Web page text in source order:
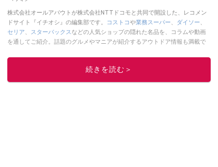
株式会社オールアバウトが株式会社NTTドコモと共同で開設した、レコメン
ドサイト『イチオシ』の編集部です。
コストコや業務スーパー、 ダイソー、
セリア、 スターバックスなどの人気ショップの隠れた名品を、コラムや動画
を通してご紹介。話題のグルメやマニアが紹介するアウトドア情報も満載で
レビューしています。毎日トレンド情報をお届けしているので、ぜひ
してください！続きを読む＞